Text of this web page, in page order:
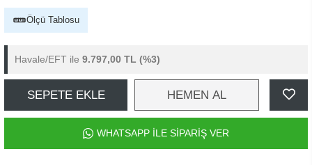
Ölçü Tablosu
Havale/EFT ile 9.797,00 TL (%3)
SEPETE EKLE HEMEN AL
WHATSAPP İLE SİPARİŞ VER